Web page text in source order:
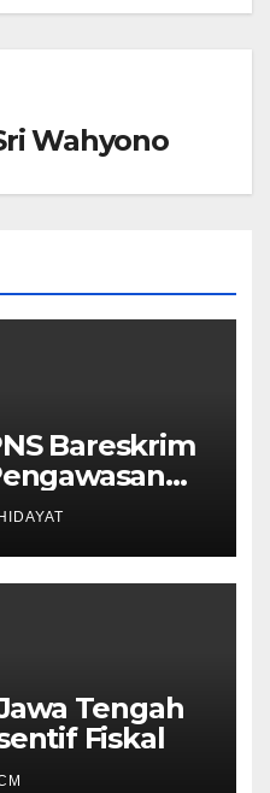
Wahyono
Bareskrim
Tengah
Fiskal